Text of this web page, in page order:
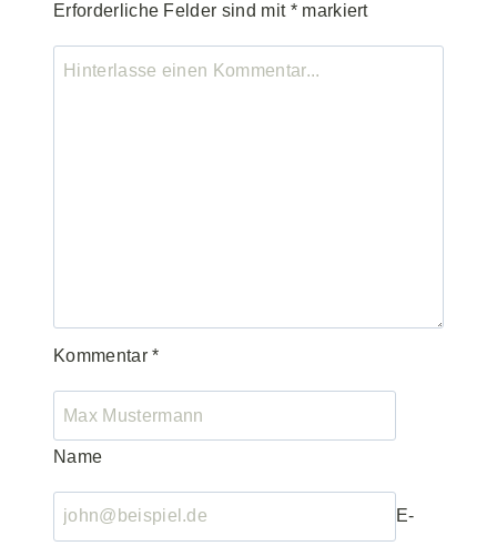
Erforderliche Felder sind mit *markiert
Kommentar*
Name
E-